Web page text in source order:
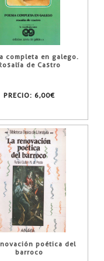
completa en galego.
de Castro
PRECIO: 6,00€
poética del
barroco